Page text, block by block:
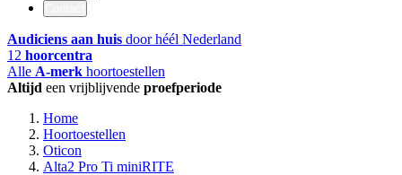
Audiciens aan huis door héél Nederland
12 hoorcentra
Alle A-merk hoortoestellen
Altijd een vrijblijvende proefperiode
Home
Hoortoestellen
Oticon
Alta2 Pro Ti miniRITE